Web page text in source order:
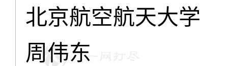
北京航空航天大学
周伟东